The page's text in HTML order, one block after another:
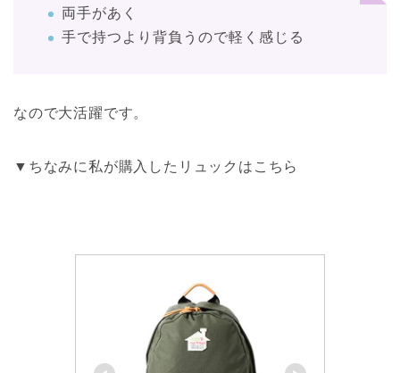
両手があく
手で持つより背負うので軽く感じる
なので大活躍です。
▼ちなみに私が購入したリュックはこちら